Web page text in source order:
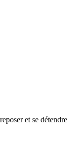
et se détendre